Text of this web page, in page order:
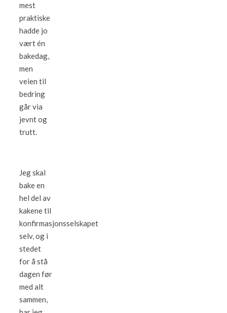
mest
praktiske
hadde jo
vært én
bakedag,
men
veien til
bedring
går via
jevnt og
trutt.
Jeg skal
bake en
hel del av
kakene til
konfirmasjonsselskapet
selv, og i
stedet
for å stå
dagen før
med alt
sammen,